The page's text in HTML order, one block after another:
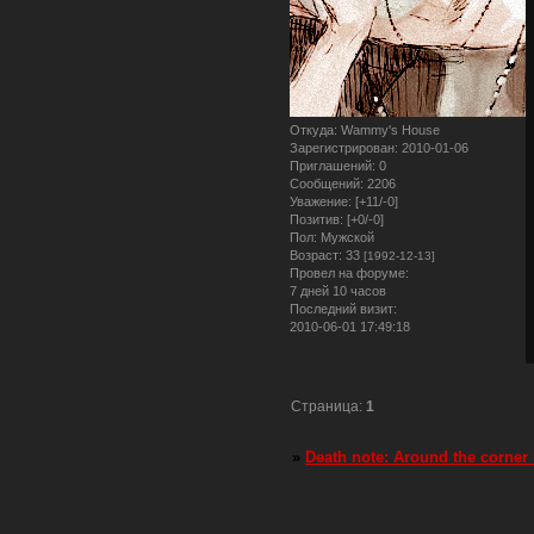
Откуда: Wammy's House
Зарегистрирован: 2010-01-06
Приглашений: 0
Сообщений: 2206
Уважение: [+11/-0]
Позитив: [+0/-0]
Пол: Мужской
Возраст: 33 [1992-12-13]
Провел на форуме:
7 дней 10 часов
Последний визит:
2010-06-01 17:49:18
Страница:1
» Death note: Around the corner